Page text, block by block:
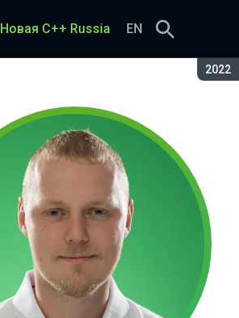
2022
Новая C++ Russia EN